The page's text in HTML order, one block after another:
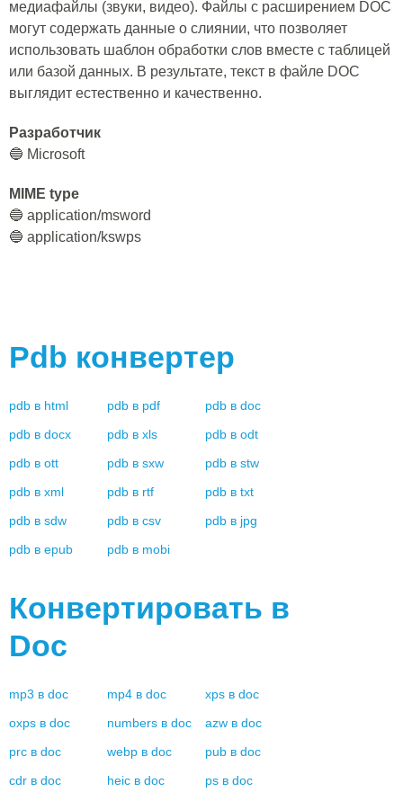
медиафайлы (звуки, видео). Файлы с расширением DOC
могут содержать данные о слиянии, что позволяет
использовать шаблон обработки слов вместе с таблицей
или базой данных. В результате, текст в файле DOC
выглядит естественно и качественно.
Разработчик
🔵 Microsoft
MIME type
🔵 application/msword
🔵 application/kswps
Pdb конвертер
pdb в html pdb в pdf pdb в doc
pdb в docx pdb в xls pdb в odt
pdb в ott pdb в sxw pdb в stw
pdb в xml pdb в rtf pdb в txt
pdb в sdw pdb в csv pdb в jpg
pdb в epub pdb в mobi
Конвертировать в
Doc
mp3 в doc mp4 в doc xps в doc
oxps в doc numbers в doc azw в doc
prc в doc webp в doc pub в doc
cdr в doc heic в doc ps в doc